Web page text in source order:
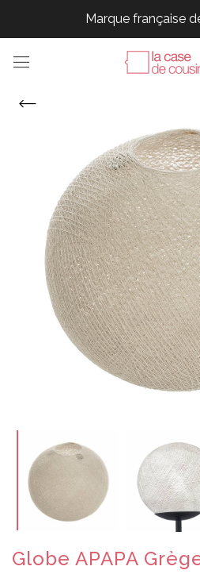
Marque française
Marque française
Marque française
Globe APAPA